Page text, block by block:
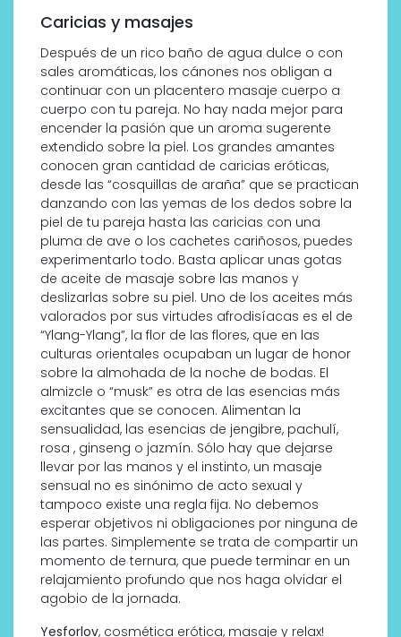
Caricias y masajes
Después de un rico baño de agua dulce o con
sales aromáticas, los cánones nos obligan a
continuar con un placentero masaje cuerpo a
cuerpo con tu pareja. No hay nada mejor para
encender la pasión que un aroma sugerente
extendido sobre la piel. Los grandes amantes
conocen gran cantidad de caricias eróticas,
desde las “cosquillas de araña” que se practican
danzando con las yemas de los dedos sobre la
piel de tu pareja hasta las caricias con una
pluma de ave o los cachetes cariñosos, puedes
experimentarlo todo. Basta aplicar unas gotas
de aceite de masaje sobre las manos y
deslizarlas sobre su piel. Uno de los aceites más
valorados por sus virtudes afrodisíacas es el de
“Ylang-Ylang”, la flor de las flores, que en las
culturas orientales ocupaban un lugar de honor
sobre la almohada de la noche de bodas. El
almizcle o “musk” es otra de las esencias más
excitantes que se conocen. Alimentan la
sensualidad, las esencias de jengibre, pachulí,
rosa , ginseng o jazmín. Sólo hay que dejarse
llevar por las manos y el instinto, un masaje
sensual no es sinónimo de acto sexual y
tampoco existe una regla fija. No debemos
esperar objetivos ni obligaciones por ninguna de
las partes. Simplemente se trata de compartir un
momento de ternura, que puede terminar en un
relajamiento profundo que nos haga olvidar el
agobio de la jornada.
Yesforlov, cosmética erótica, masaje y relax!